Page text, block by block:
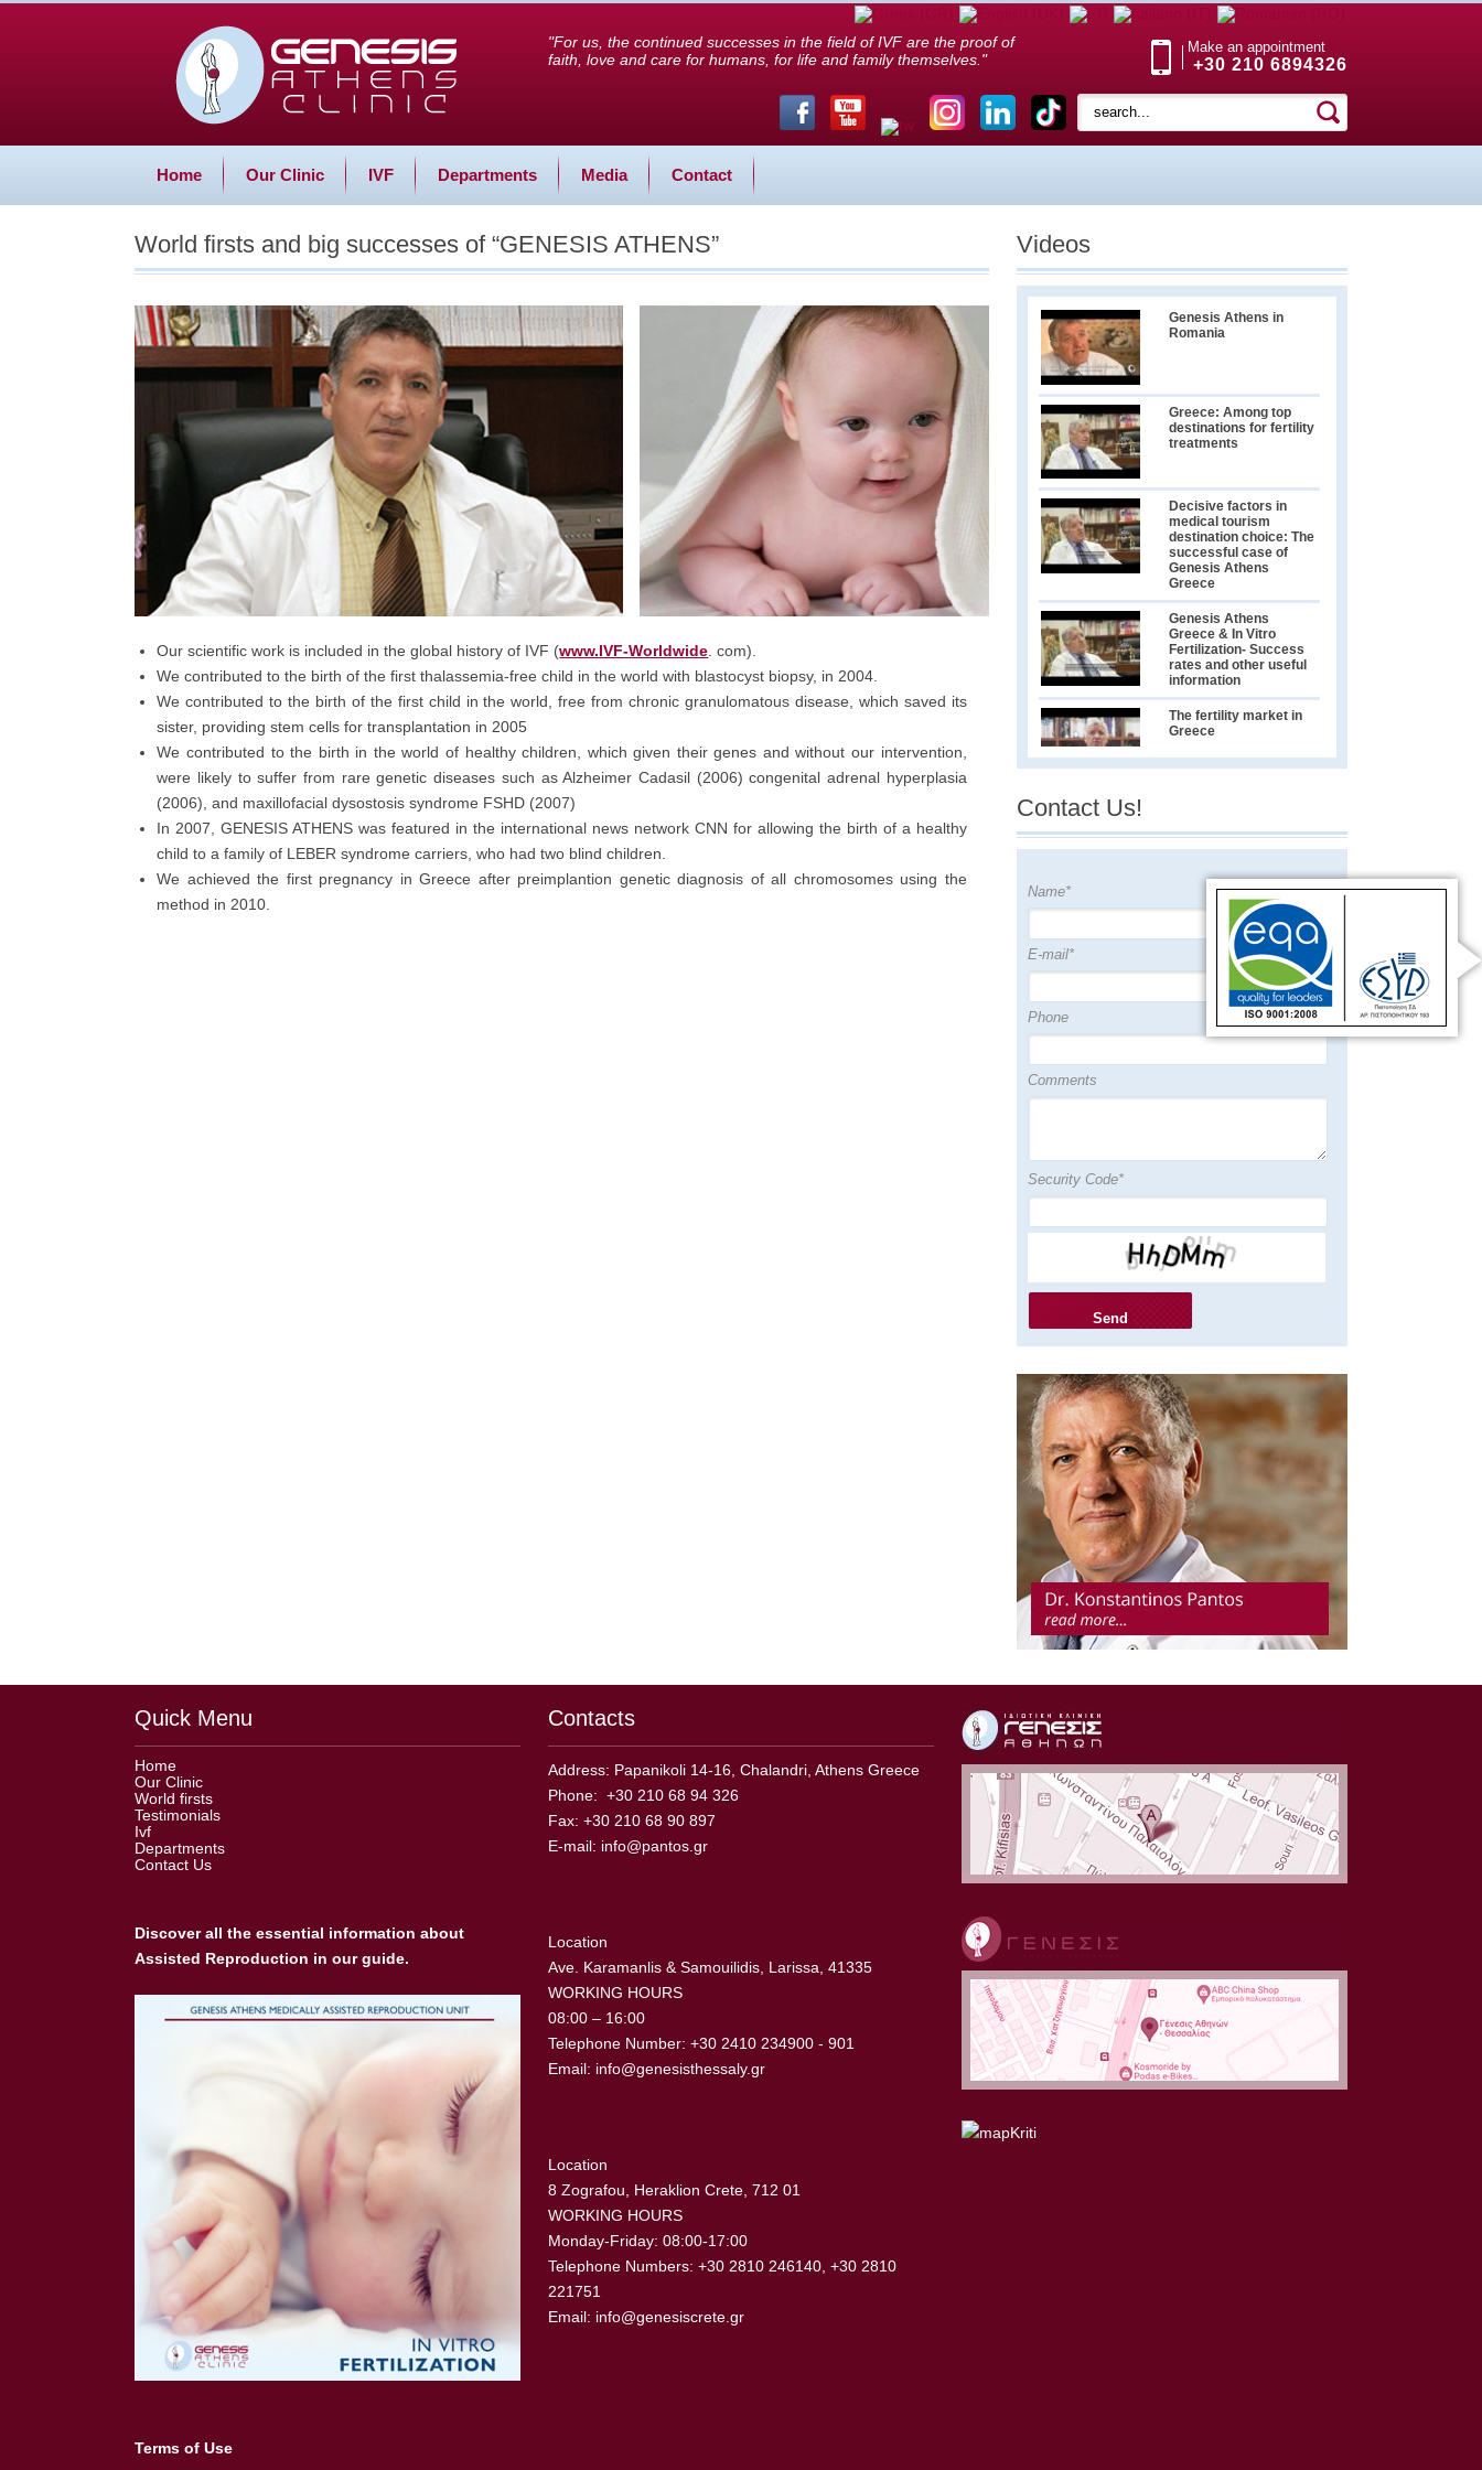
Home Our Clinic IVF Departments Media Contact
"For us, the continued successes in the field of IVF are the proof of
faith, love and care for humans, for life and family themselves."
Make an appointment
+30 210 6894326
World firsts and big successes of “GENESIS ATHENS”
Our scientific work is included in the global history of IVF (www.IVF-Worldwide. com).
We contributed to the birth of the first thalassemia-free child in the world with blastocyst biopsy, in 2004.
We contributed to the birth of the first child in the world, free from chronic granulomatous disease, which saved its
sister, providing stem cells for transplantation in 2005
We contributed to the birth in the world of healthy children, which given their genes and without our intervention,
were likely to suffer from rare genetic diseases such as Alzheimer Cadasil (2006) congenital adrenal hyperplasia
(2006), and maxillofacial dysostosis syndrome FSHD (2007)
In 2007, GENESIS ATHENS was featured in the international news network CNN for allowing the birth of a healthy
child to a family of LEBER syndrome carriers, who had two blind children.
We achieved the first pregnancy in Greece after preimplantion genetic diagnosis of all chromosomes using the
method in 2010.
Videos
Genesis Athens in
Romania
Greece: Among top
destinations for fertility
treatments
Decisive factors in
medical tourism
destination choice: The
successful case of
Genesis Athens
Greece
Genesis Athens
Greece & In Vitro
Fertilization- Success
rates and other useful
information
The fertility market in
Greece
with Greece’s leading
Konstantinos Pantos
Συνέντευξη με τον
Γυναικολόγο-
Μαιευτήρα Δρ.
Κωνσταντίνο Πάντο
ΕΦΕΡΕ ΣΤΟ ΚΟΣΜΟ
ΠΑΙΔΙ ΜΕΤΑ ΑΠΟ 20
ΧΡΟΝΙΑ
@MEGA
ΕΛΛΗΝΙΚΗ ΕΤΑΙΡΕΙΑ
ΑΜΕΡΙΚΗ ΕΝΑΝΑ
ΠΑΙΔΙ ΣΤΗΝ ΕΛΛΑΔΑ
@ANT1
ΕΡΧΟΝTAI ΣΤΗΝ
ΥΓΙΗ ΠΑΙΔΙΑ ΧΑΡΗ ΣΤΗ
ΠΡΟΟΔΟ ΤΗΣ
ΙΑΤΡΙΚΗΣ
@MEKEDONIA TV
ΕΞΩΣΩΜΑΤΙΚΗ
ΓΟΝΙΜΟΠΟΙΗΣΗ
@ΑΝΤ1
ΓΕΝΝΗΣΕ ΓΙΑ ΝΑ
ΣΩΣΕΙ ΤΟ ΠΑΙΔΙ ΤΗΣ
@ΝΕΤ
ΘΑ ΣΩΣΕΙ ΤΟ
ΜΩΡΟ ΣΩΤΗΡΑΣ ΓΙΑ
ΤΟ ΑΔΕΛΦΑΚΙ ΤΟΥ
@ΑΝΤ1
ΝΕΟΓΕΝΝΗΤΟ ΣΩΖΕΙ
ΤΟ ΑΔΕΡΦΑΚΙ ΤΟΥ
@ALPHA
Ο Νεκτάριος Σφυράκης
και η σύζηγός του για
τον κ. Πάντο
Κωνσταντίνο
Contact Us!
Name*
E-mail*
Phone
Comments
Security Code*
Quick Menu
Home
Our Clinic
World firsts
Testimonials
Ivf
Departments
Contact Us
Discover all the essential information about
Assisted Reproduction in our guide.
Terms of Use
Contacts
Address: Papanikoli 14-16, Chalandri, Athens Greece
Phone: +30 210 68 94 326
Fax: +30 210 68 90 897
E-mail: info@pantos.gr
Location
Ave. Karamanlis & Samouilidis, Larissa, 41335
WORKING HOURS
08:00 – 16:00
Telephone Number: +30 2410 234900 - 901
Email: info@genesisthessaly.gr
Location
8 Zografou, Heraklion Crete, 712 01
WORKING HOURS
Monday-Friday: 08:00-17:00
Telephone Numbers: +30 2810 246140, +30 2810
221751
Email: info@genesiscrete.gr